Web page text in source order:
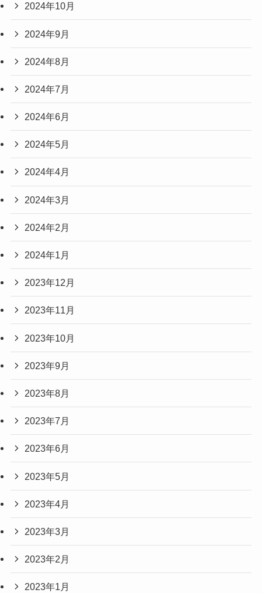
2024年10月
2024年9月
2024年8月
2024年7月
2024年6月
2024年5月
2024年4月
2024年3月
2024年2月
2024年1月
2023年12月
2023年11月
2023年10月
2023年9月
2023年8月
2023年7月
2023年6月
2023年5月
2023年4月
2023年3月
2023年2月
2023年1月